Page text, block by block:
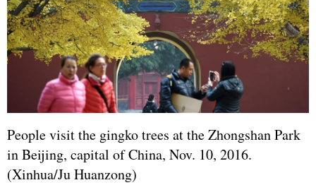
People visit the gingko trees at the Zhongshan Park
in Beijing, capital of China, Nov. 10, 2016.
(Xinhua/Ju Huanzong)